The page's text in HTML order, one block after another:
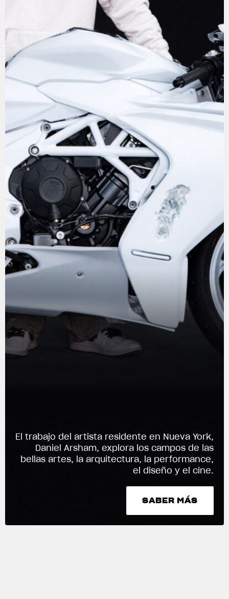
La conducimos. La lucimos
El trabajo del artista residente en Nueva York,
Daniel Arsham, explora los campos de las
bellas artes, la arquitectura, la performance,
el diseño y el cine.
SABER MÁS
SABER MÁS